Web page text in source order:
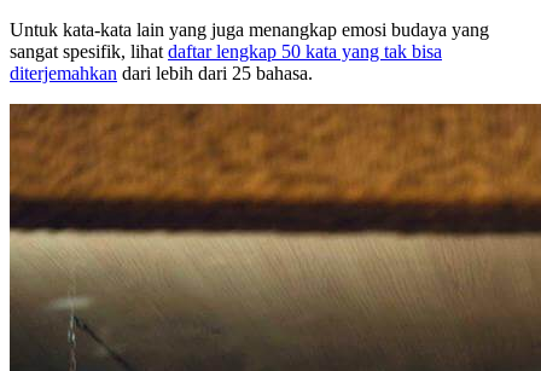
Untuk kata-kata lain yang juga menangkap emosi budaya yang
sangat spesifik, lihat daftar lengkap 50 kata yang tak bisa
diterjemahkan dari lebih dari 25 bahasa.